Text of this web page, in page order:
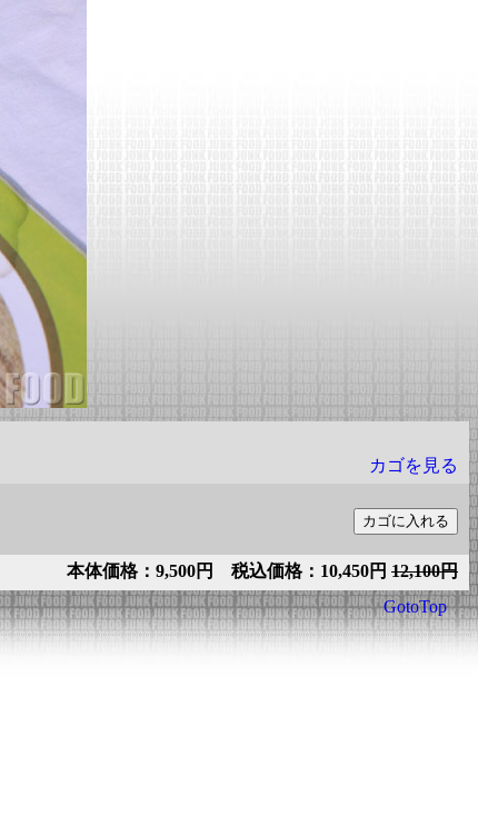
カゴを見る
本体価格：9,500円 税込価格：10,450円 12,100円
GotoTop